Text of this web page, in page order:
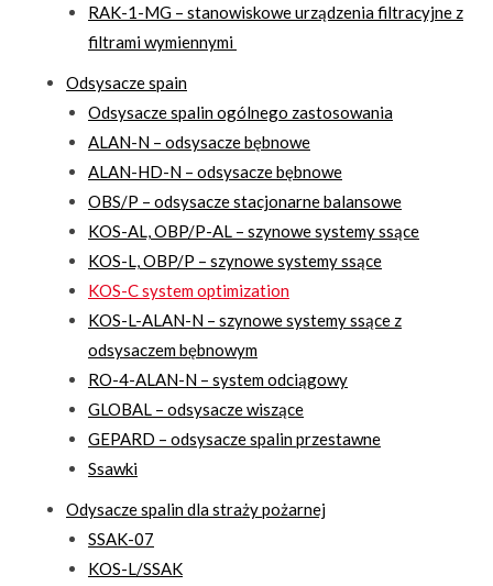
RAK-1-MG – stanowiskowe urządzenia filtracyjne z
filtrami wymiennymi
Odsysacze spain
Odsysacze spalin ogólnego zastosowania
ALAN-N – odsysacze bębnowe
ALAN-HD-N – odsysacze bębnowe
OBS/P – odsysacze stacjonarne balansowe
KOS-AL, OBP/P-AL – szynowe systemy ssące
KOS-L, OBP/P – szynowe systemy ssące
KOS-C system optimization
KOS-L-ALAN-N – szynowe systemy ssące z
odsysaczem bębnowym
RO-4-ALAN-N – system odciągowy
GLOBAL – odsysacze wiszące
GEPARD – odsysacze spalin przestawne
Ssawki
Odysacze spalin dla straży pożarnej
SSAK-07
KOS-L/SSAK